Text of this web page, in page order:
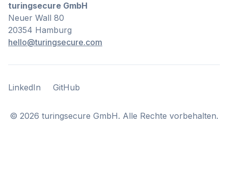
turingsecure GmbH
Neuer Wall 80
20354 Hamburg
hello@turingsecure.com
LinkedIn
LinkedIn GitHub
GitHub
© 2026 turingsecure GmbH. Alle Rechte vorbehalten.